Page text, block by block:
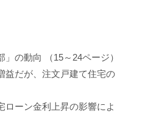
」の動向 （15～24ページ）
益だが、注文戸建て住宅の
ーン金利上昇の影響によ